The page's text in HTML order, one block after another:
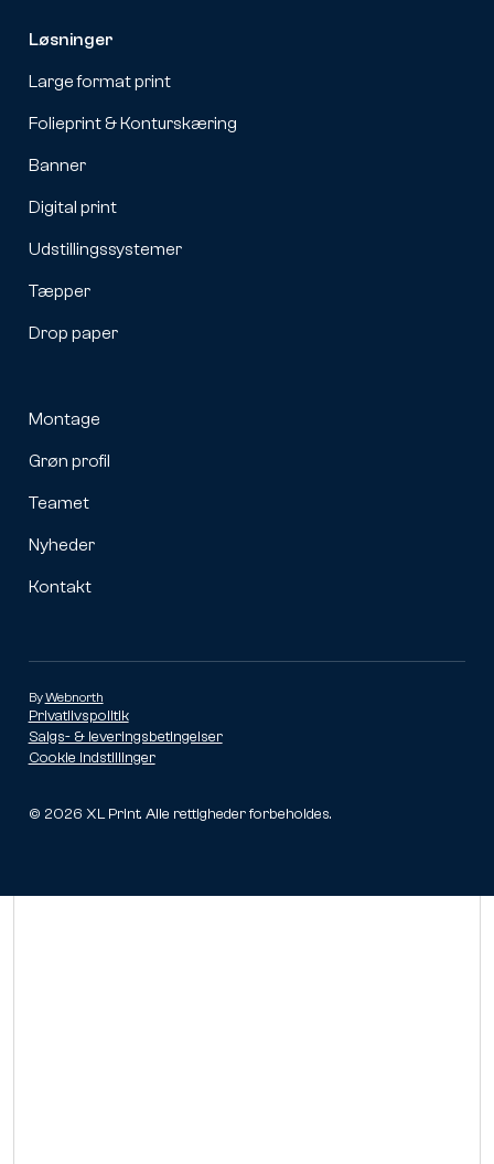
Løsninger
Large format print
Folieprint & Konturskæring
Banner
Digital print
Udstillingssystemer
Tæpper
Drop paper
Montage
Grøn profil
Teamet
Nyheder
Kontakt
© 2026 XL Print. Alle rettigheder forbeholdes.
ByWebnorth
Privatlivspolitik
Salgs- & leveringsbetingelser
Cookie indstillinger